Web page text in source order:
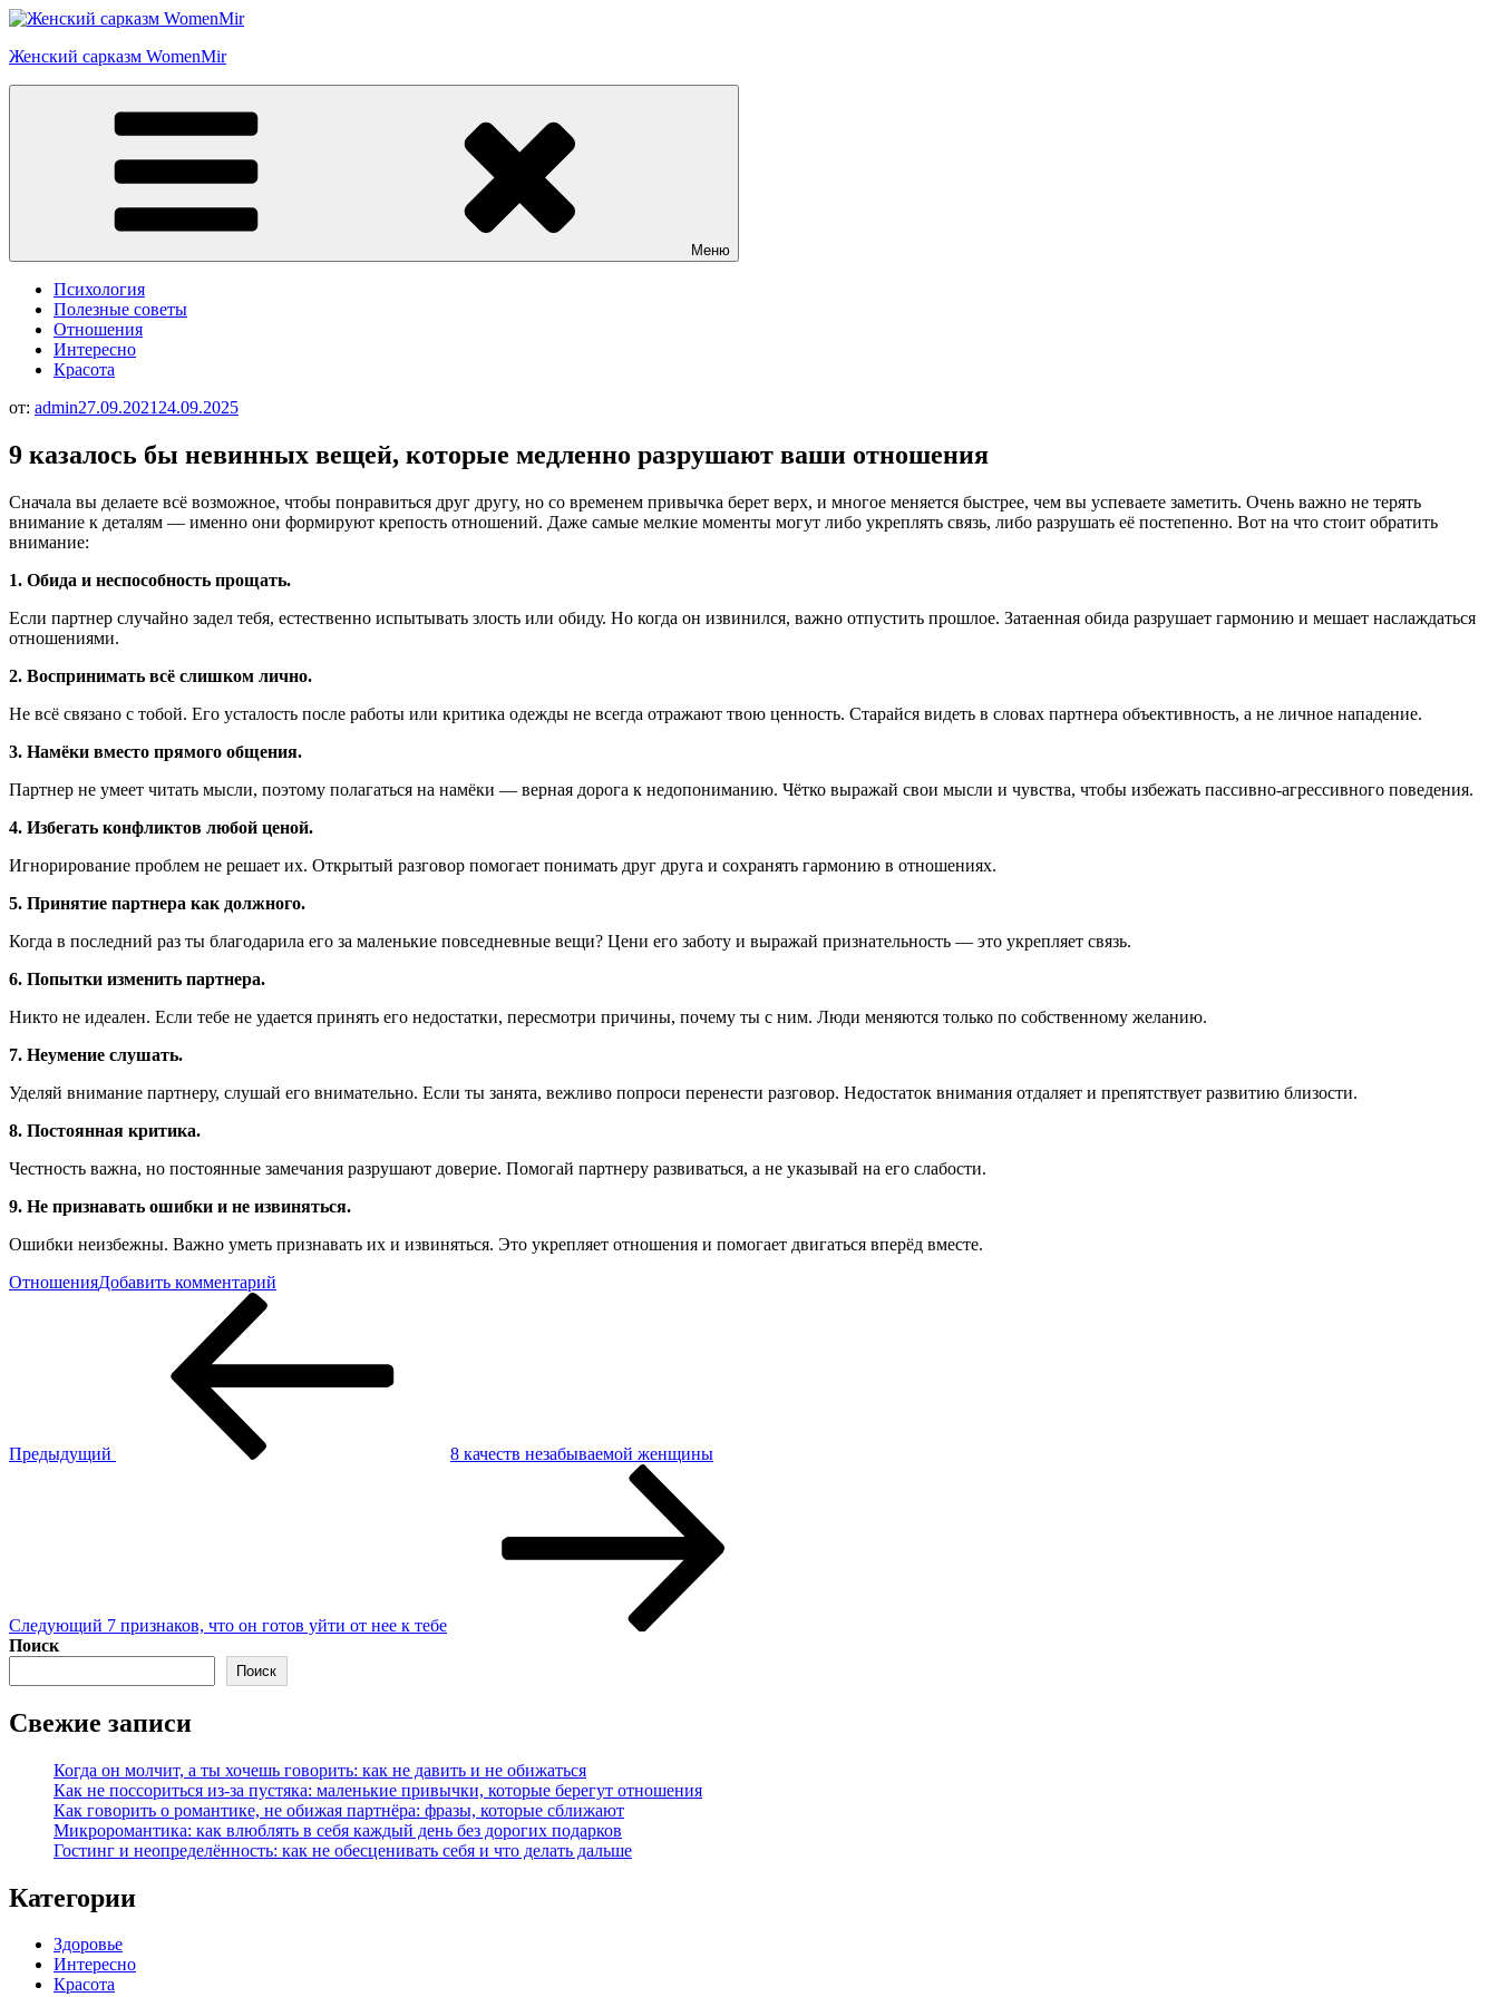
Перейти
содержимому
Женский сарказм WomenMir
Меню
Психология
Полезные советы
Отношения
Интересно
Красота
от: admin27.09.2021 24.09.2025
9 казалось бы невинных вещей, которые медленно разрушают ваши отношения
Сначала вы делаете всё возможное, чтобы понравиться друг другу, но со временем привычка берет верх, и многое меняется быстрее, чем вы успеваете заметить. Очень важно не терять
внимание к деталям — именно они формируют крепость отношений. Даже самые мелкие моменты могут либо укреплять связь, либо разрушать её постепенно. Вот на что стоит обратить
внимание:
1. Обида и неспособность прощать.
Если партнер случайно задел тебя, естественно испытывать злость или обиду. Но когда он извинился, важно отпустить прошлое. Затаенная обида разрушает гармонию и мешает наслаждаться
отношениями.
2. Воспринимать всё слишком лично.
Не всё связано с тобой. Его усталость после работы или критика одежды не всегда отражают твою ценность. Старайся видеть в словах партнера объективность, а не личное нападение.
3. Намёки вместо прямого общения.
Партнер не умеет читать мысли, поэтому полагаться на намёки — верная дорога к недопониманию. Чётко выражай свои мысли и чувства, чтобы избежать пассивно-агрессивного поведения.
4. Избегать конфликтов любой ценой.
Игнорирование проблем не решает их. Открытый разговор помогает понимать друг друга и сохранять гармонию в отношениях.
5. Принятие партнера как должного.
Когда в последний раз ты благодарила его за маленькие повседневные вещи? Цени его заботу и выражай признательность — это укрепляет связь.
6. Попытки изменить партнера.
Никто не идеален. Если тебе не удается принять его недостатки, пересмотри причины, почему ты с ним. Люди меняются только по собственному желанию.
7. Неумение слушать.
Уделяй внимание партнеру, слушай его внимательно. Если ты занята, вежливо попроси перенести разговор. Недостаток внимания отдаляет и препятствует развитию близости.
8. Постоянная критика.
Честность важна, но постоянные замечания разрушают доверие. Помогай партнеру развиваться, а не указывай на его слабости.
9. Не признавать ошибки и не извиняться.
Ошибки неизбежны. Важно уметь признавать их и извиняться. Это укрепляет отношения и помогает двигаться вперёд вместе.
ОтношенияДобавить комментарий
невинных
Предыдущий
8 качеств незабываемой женщины
Следующий 7 признаков, что он готов уйти от нее к тебе
Поиск
Поиск
Свежие записи
Когда он молчит, а ты хочешь говорить: как не давить и не обижаться
Как не поссориться из‑за пустяка: маленькие привычки, которые берегут отношения
Как говорить о романтике, не обижая партнёра: фразы, которые сближают
Микроромантика: как влюблять в себя каждый день без дорогих подарков
Гостинг и неопределённость: как не обесценивать себя и что делать дальше
Категории
Здоровье
Интересно
Красота